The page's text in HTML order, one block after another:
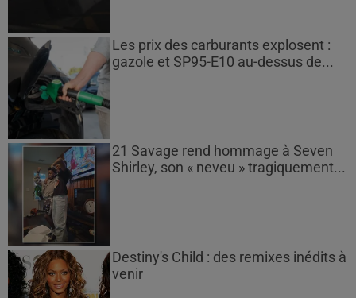
Les prix des carburants explosent :
gazole et SP95-E10 au-dessus de...
21 Savage rend hommage à Seven
Shirley, son « neveu » tragiquement...
Destiny's Child : des remixes inédits à
venir